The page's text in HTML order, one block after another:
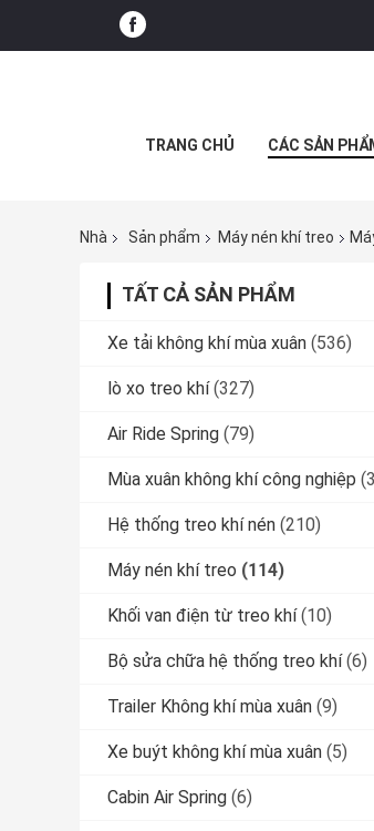
TRANG CHỦ CÁC SẢN
Nhà Sản phẩm Máy nén khí treo
TẤT CẢ SẢN PHẨM
Xe tải không khí mùa xuân (536)
lò xo treo khí (327)
Air Ride Spring (79)
Mùa xuân không khí công nghiệp
Hệ thống treo khí nén (210)
Máy nén khí treo (114)
Khối van điện từ treo khí (10)
Bộ sửa chữa hệ thống treo khí (6)
Trailer Không khí mùa xuân (9)
Xe buýt không khí mùa xuân (5)
Cabin Air Spring (6)